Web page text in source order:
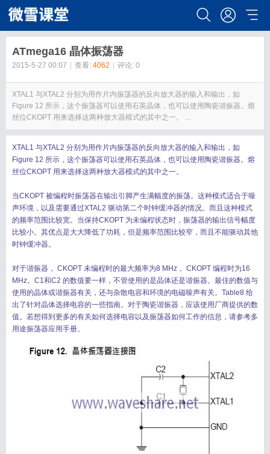
ATmega16 晶体振荡器
2015-5-27 00:07 查看: 4062 评论: 0
XTAL1 与XTAL2 分别为用作片内振荡器的反向放大器的输入和输出，如
Figure 12 所示，这个振荡器可以使用石英晶体，也可以使用陶瓷谐振器。熔
丝位CKOPT 用来选择这两种放大器模式的其中之一。 ...
XTAL1 与XTAL2 分别为用作片内振荡器的反向放大器的输入和输出，如
Figure 12 所示，这个振荡器可以使用石英晶体，也可以使用陶瓷谐振器。熔
丝位CKOPT 用来选择这两种放大器模式的其中之一。
当CKOPT 被编程时振荡器在输出引脚产生满幅度的振荡。这种模式适合于噪
声环境，以及需要通过XTAL2 驱动第二个时钟缓冲器的情况。而且这种模式
的频率范围比较宽。当保持CKOPT 为未编程状态时，振荡器的输出信号幅度
比较小。其优点是大大降低了功耗，但是频率范围比较窄，而且不能驱动其他
时钟缓冲器。
对于谐振器， CKOPT 未编程时的最大频率为8 MHz， CKOPT 编程时为16
MHz。C1和C2 的数值要一样，不管使用的是晶体还是谐振器。最佳的数值与
使用的晶体或谐振器有关，还与杂散电容和环境的电磁噪声有关。Table8 给
出了针对晶体选择电容的一些指南。对于陶瓷谐振器，应该使用厂商提供的数
值。若想得到更多的有关如何选择电容以及振荡器如何工作的信息，请参考多
用途振荡器应用手册。